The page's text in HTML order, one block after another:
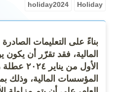
Holiday
holiday2024
بناءً على التعليمات
المالية، فقد تقرّر أن يكون
الأول من
المؤسسات المالية، وذلك